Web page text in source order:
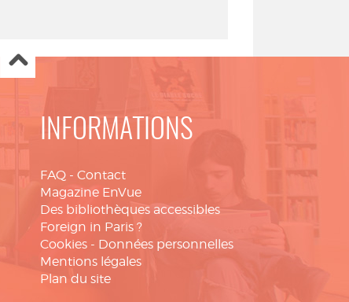
INFORMATIONS
FAQ - Contact
Magazine EnVue
Des bibliothèques accessibles
Foreign in Paris ?
Cookies - Données personnelles
Mentions légales
Plan du site